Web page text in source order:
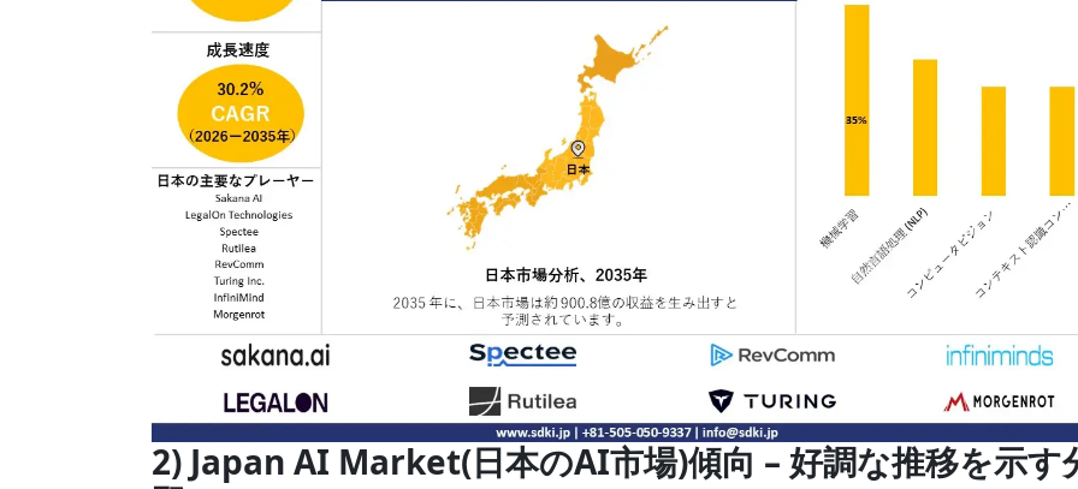
2) Japan AI Market(日本のAI市場)傾向 – 好調な推移を示す